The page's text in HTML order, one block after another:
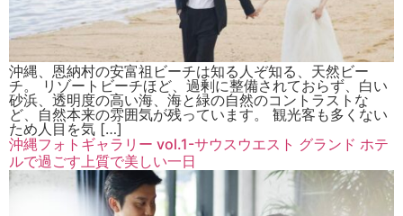
沖縄、恩納村の安富祖ビーチは知る人ぞ知る、天然ビー
チ。 リゾートビーチほど、過剰に整備されておらず、白い
砂浜、透明度の高い海、海と緑の自然のコントラストな
ど、自然本来の雰囲気が残っています。 観光客も多くない
ため人目を気 […]
沖縄フォトギャラリー vol.1-サウスウエスト グランド ホテ
ルで過ごす上質で美しい一日